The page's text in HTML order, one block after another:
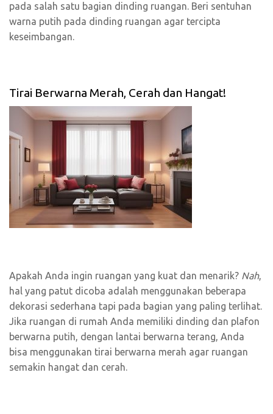
pada salah satu bagian dinding ruangan. Beri sentuhan
warna putih pada dinding ruangan agar tercipta
keseimbangan.
Tirai Berwarna Merah, Cerah dan Hangat!
Apakah Anda ingin ruangan yang kuat dan menarik? Nah,
hal yang patut dicoba adalah menggunakan beberapa
dekorasi sederhana tapi pada bagian yang paling terlihat.
Jika ruangan di rumah Anda memiliki dinding dan plafon
berwarna putih, dengan lantai berwarna terang, Anda
bisa menggunakan tirai berwarna merah agar ruangan
semakin hangat dan cerah.